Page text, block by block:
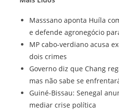
Masssano aponta Huíla
e defende agronegócio
MP cabo-verdiano acusa
dois crimes
Governo diz que Chang
mas não sabe se
Guiné-Bissau: Senegal
mediar crise política